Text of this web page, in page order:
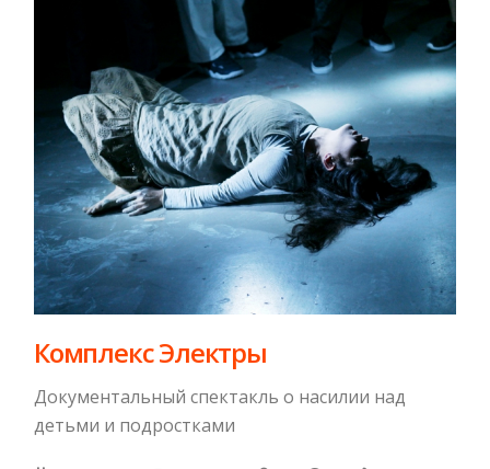
Комплекс Электры
Документальный спектакль о насилии над
детьми и подростками